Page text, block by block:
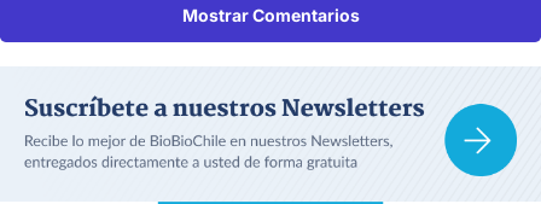
Mostrar Comentarios